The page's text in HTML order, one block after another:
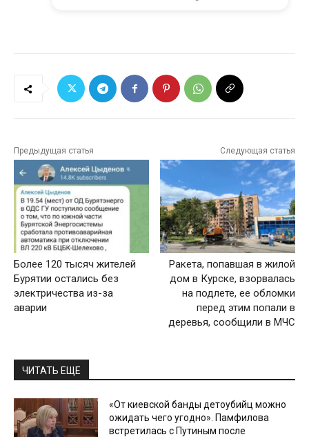
Предыдущая статья
Более 120 тысяч жителей
Бурятии остались без
электричества из-за
аварии
Следующая статья
Ракета, попавшая в жилой
дом в Курске, взорвалась
на подлете, ее обломки
перед этим попали в
деревья, сообщили в МЧС
ЧИТАТЬ ЕЩЕ
«От киевской банды детоубийц можно
ожидать чего угодно». Памфилова
встретилась с Путиным после